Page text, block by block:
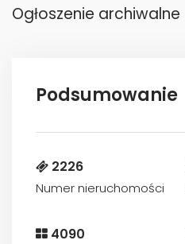
Ogłoszenie archiwalne
Podsumowanie
2226
Numer nieruchomości
4090